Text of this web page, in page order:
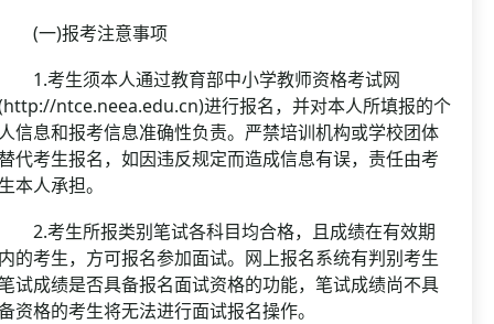
一)报考注意事项
考生须本人通过教育部中小学教师资格考试网
ntce.neea.edu.cn)进行报名，并对本人所填报的个
信息和报考信息准确性负责。严禁培训机构或学校团体
代考生报名，如因违反规定而造成信息有误，责任由考
本人承担。
考生所报类别笔试各科目均合格，且成绩在有效期
的考生，方可报名参加面试。网上报名系统有判别考生
试成绩是否具备报名面试资格的功能，笔试成绩尚不具
资格的考生将无法进行面试报名操作。